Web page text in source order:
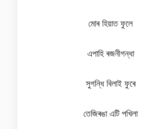
মোৰ হিয়াত ফুলে
এপাহি ৰজনীগন্ধা
সুগন্ধি বিলাই ফুৰে
তেজিৰঙা এটি পখিলা